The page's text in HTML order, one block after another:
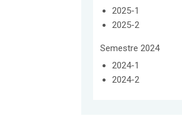
2025-1
2025-2
Semestre 2024
2024-1
2024-2